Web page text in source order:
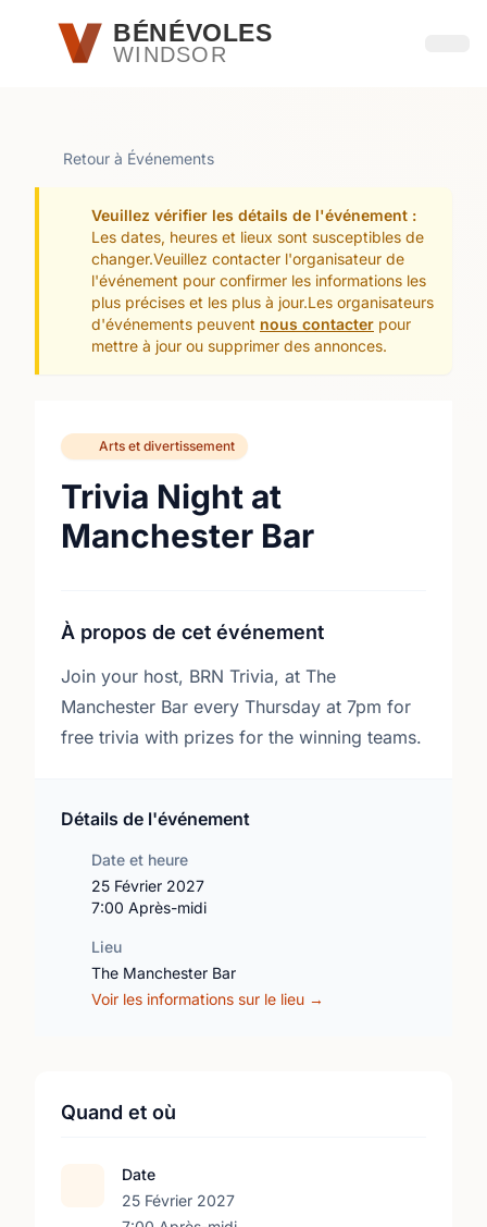
Passer au contenu principal
BÉNÉVOLES
WINDSOR
Retour à Événements
Veuillez vérifier les détails de l'événement :
Les dates, heures et lieux sont susceptibles de
changer.Veuillez contacter l'organisateur de
l'événement pour confirmer les informations les
plus précises et les plus à jour.Les organisateurs
d'événements peuvent nous contacter pour
mettre à jour ou supprimer des annonces.
Arts et divertissement
Trivia Night at
Manchester Bar
À propos de cet événement
Join your host, BRN Trivia, at The
Manchester Bar every Thursday at 7pm for
free trivia with prizes for the winning teams.
Détails de l'événement
Date et heure
25 Février 2027
7:00 Après-midi
Lieu
The Manchester Bar
Voir les informations sur le lieu →
Quand et où
Date
25 Février 2027